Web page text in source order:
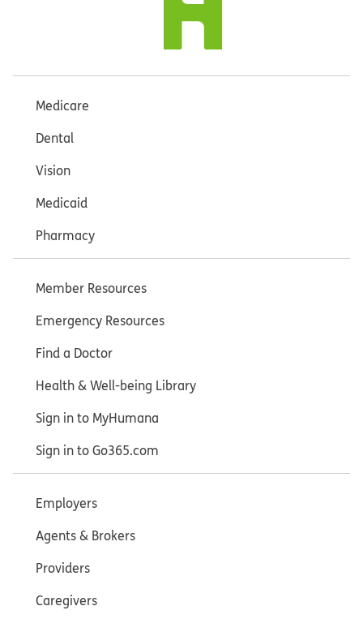
Medicare
Dental
Vision
Medicaid
Pharmacy
Member Resources
Emergency Resources
Find a Doctor
Health & Well-being Library
Sign in to MyHumana
Sign in to Go365.com
Employers
Agents & Brokers
Providers
Caregivers